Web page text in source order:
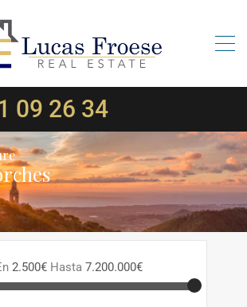
09 26 34
2.500€ Hasta 7.200.000€